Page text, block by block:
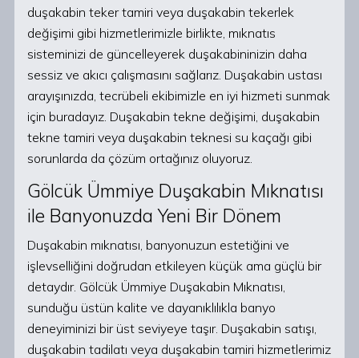
duşakabin teker tamiri veya duşakabin tekerlek
değişimi gibi hizmetlerimizle birlikte, mıknatıs
sisteminizi de güncelleyerek duşakabininizin daha
sessiz ve akıcı çalışmasını sağlarız. Duşakabin ustası
arayışınızda, tecrübeli ekibimizle en iyi hizmeti sunmak
için buradayız. Duşakabin tekne değişimi, duşakabin
tekne tamiri veya duşakabin teknesi su kaçağı gibi
sorunlarda da çözüm ortağınız oluyoruz.
Gölcük Ümmiye Duşakabin Mıknatısı
ile Banyonuzda Yeni Bir Dönem
Duşakabin mıknatısı, banyonuzun estetiğini ve
işlevselliğini doğrudan etkileyen küçük ama güçlü bir
detaydır. Gölcük Ümmiye Duşakabin Mıknatısı,
sunduğu üstün kalite ve dayanıklılıkla banyo
deneyiminizi bir üst seviyeye taşır. Duşakabin satışı,
duşakabin tadilatı veya duşakabin tamiri hizmetlerimiz